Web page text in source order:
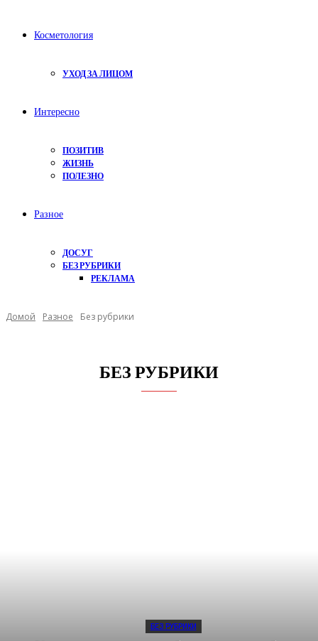
Косметология
УХОД ЗА ЛИЦОМ
Интересно
ПОЗИТИВ
ЖИЗНЬ
ПОЛЕЗНО
Разное
ДОСУГ
БЕЗ РУБРИКИ
РЕКЛАМА
Домой Разное Без рубрики
БЕЗ РУБРИКИ
БЕЗ РУБРИКИ